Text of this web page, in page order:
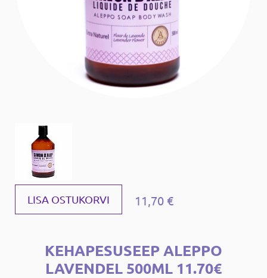
LISA OSTUKORVI 11,70 €
KEHAPESUSEEP ALEPPO
LAVENDEL 500ML 11.70€